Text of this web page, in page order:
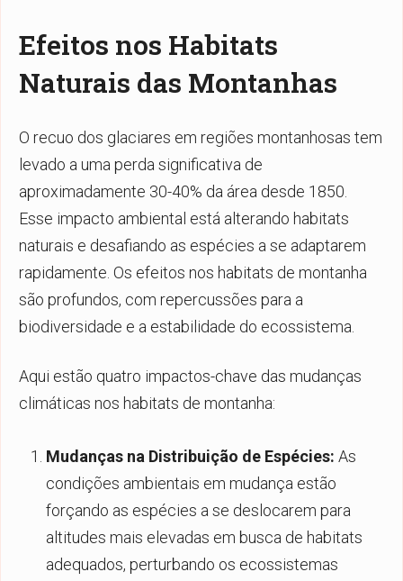
Efeitos nos Habitats
Naturais das Montanhas
O recuo dos glaciares em regiões montanhosas tem
levado a uma perda significativa de
aproximadamente 30-40% da área desde 1850.
Esse impacto ambiental está alterando habitats
naturais e desafiando as espécies a se adaptarem
rapidamente. Os efeitos nos habitats de montanha
são profundos, com repercussões para a
biodiversidade e a estabilidade do ecossistema.
Aqui estão quatro impactos-chave das mudanças
climáticas nos habitats de montanha:
Mudanças na Distribuição de Espécies: As
condições ambientais em mudança estão
forçando as espécies a se deslocarem para
altitudes mais elevadas em busca de habitats
adequados, perturbando os ecossistemas